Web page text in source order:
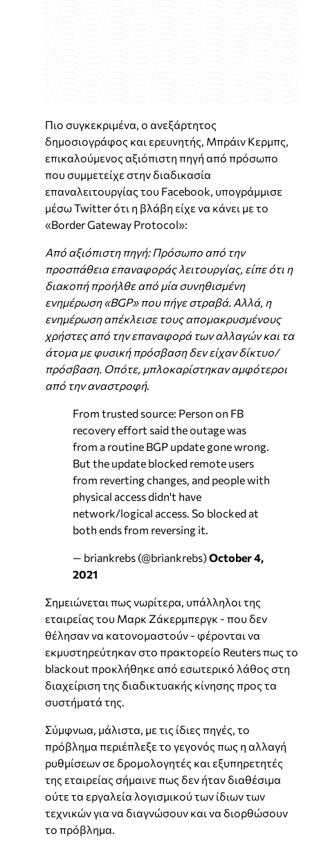
Πιο συγκεκριμένα, ο ανεξάρτητος
δημοσιογράφος και ερευνητής, Μπράιν Κερμπς,
επικαλούμενος αξιόπιστη πηγή από πρόσωπο
που συμμετείχε στην διαδικασία
επαναλειτουργίας του Facebook, υπογράμμισε
μέσω Twitter ότι η βλάβη είχε να κάνει με το
«Border Gateway Protocol»:
Από αξιόπιστη πηγή: Πρόσωπο από την
προσπάθεια επαναφοράς λειτουργίας, είπε ότι η
διακοπή προήλθε από μία συνηθισμένη
ενημέρωση «BGP» που πήγε στραβά. Αλλά, η
ενημέρωση απέκλεισε τους απομακρυσμένους
χρήστες από την επαναφορά των αλλαγών και τα
άτομα με φυσική πρόσβαση δεν είχαν δίκτυο/
πρόσβαση. Οπότε, μπλοκαρίστηκαν αμφότεροι
από την αναστροφή.
From trusted source: Person on FB
recovery effort said the outage was
from a routine BGP update gone wrong.
But the update blocked remote users
from reverting changes, and people with
physical access didn't have
network/logical access. So blocked at
both ends from reversing it.
— briankrebs (@briankrebs)October 4,
2021
Σημειώνεται πως νωρίτερα, υπάλληλοι της
εταιρείας του Μαρκ Ζάκερμπεργκ - που δεν
θέλησαν να κατονομαστούν - φέρονται να
εκμυστηρεύτηκαν στο πρακτορείο Reuters πως το
blackout προκλήθηκε από εσωτερικό λάθος στη
διαχείριση της διαδικτυακής κίνησης προς τα
συστήματά της.
Σύμφνωα, μάλιστα, με τις ίδιες πηγές, το
πρόβλημα περιέπλεξε το γεγονός πως η αλλαγή
ρυθμίσεων σε δρομολογητές και εξυπηρετητές
της εταιρείας σήμαινε πως δεν ήταν διαθέσιμα
ούτε τα εργαλεία λογισμικού των ίδιων των
τεχνικών για να διαγνώσουν και να διορθώσουν
το πρόβλημα.